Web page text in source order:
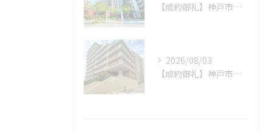
【成約御礼】神戸市西区
2026/08/03
【成約御礼】神戸市垂水区